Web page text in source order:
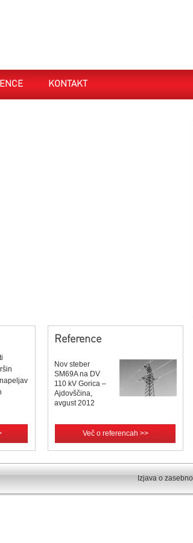
KONTAKT
Reference
Nov steber
SM69A na DV
110 kV Gorica –
Ajdovščina,
avgust 2012
Več o referencah >>
Izjava o